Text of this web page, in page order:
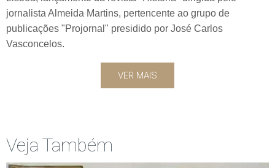
jornalista Almeida Martins, pertencente ao grupo de
publicações "Projornal" presidido por José Carlos
Vasconcelos.
VER MAIS
Veja Também